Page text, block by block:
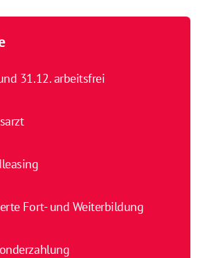
31.12. arbeitsfrei
Fort- und Weiterbildung